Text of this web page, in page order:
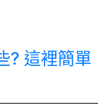
? 這裡簡單